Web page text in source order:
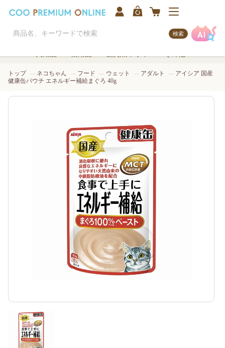
検索
トップ ネコちゃん フード ウェット アダルト
アイシア 国産
健康缶パウチ エネルギー補給まぐろ 40g